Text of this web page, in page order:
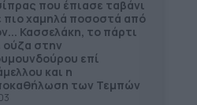
που έπιασε ταβάνι
πιο χαμηλά ποσοστά από
Κασσελάκη, το πάρτι
ούζα στην
επί
και η
των Τεμπών